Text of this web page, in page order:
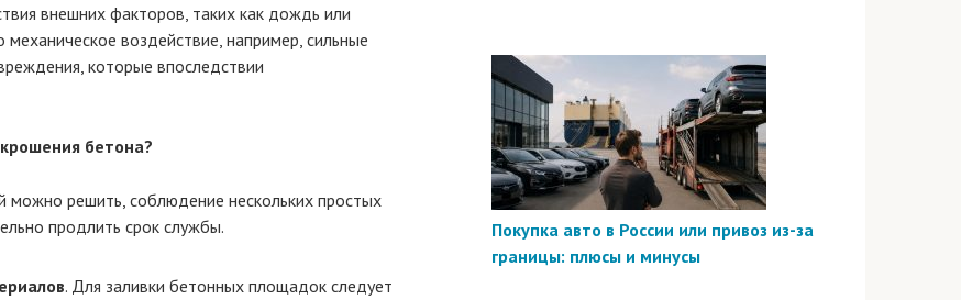
внешних факторов, таких как дождь или
воздействие, например, сильные
которые впоследствии
бетона?
решить, соблюдение нескольких простых
продлить срок службы.
. Для заливки бетонных площадок следует
Покупка авто в России или привоз из-за
границы: плюсы и минусы